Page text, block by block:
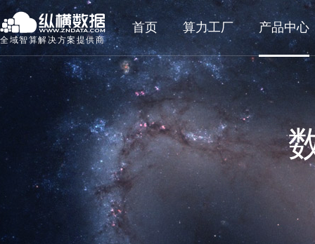
全域智算解决方案提供商
首页 算力工厂 产品中心